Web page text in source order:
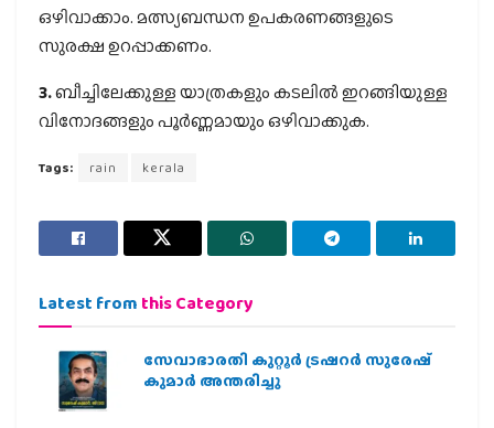
ഒഴിവാക്കാം. മത്സ്യബന്ധന ഉപകരണങ്ങളുടെ
സുരക്ഷ ഉറപ്പാക്കണം.
3.ബീച്ചിലേക്കുള്ള യാത്രകളും കടലിൽ ഇറങ്ങിയുള്ള
വിനോദങ്ങളും പൂർണ്ണമായും ഒഴിവാക്കുക.
Tags: rain kerala
Latest from this Category
സേവാഭാരതി കുറ്റൂർ ട്രഷറർ സുരേഷ്
കുമാർ അന്തരിച്ചു